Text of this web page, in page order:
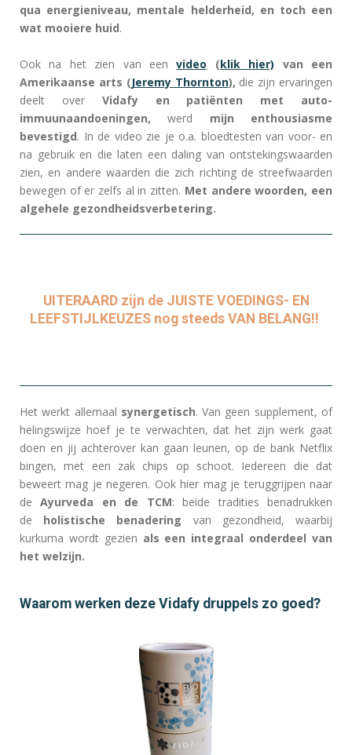
qua energieniveau, mentale helderheid, en toch een
wat mooiere huid.
Ook na het zien van eenvideo (klik hier) van een
Amerikaanse arts (Jeremy Thornton), die zijn ervaringen
deelt overVidafy en patiënten met auto-
immuunaandoeningen, werd mijn enthousiasme
bevestigd. In de video zie je o.a. bloedtesten van voor- en
na gebruik en die laten een daling van ontstekingswaarden
zien, en andere waarden die zich richting de streefwaarden
bewegen of er zelfs al in zitten. Met andere woorden, een
algehele gezondheidsverbetering.
UITERAARD zijn de JUISTE VOEDINGS- EN
LEEFSTIJLKEUZES nog steeds VAN BELANG!!
Het werkt allemaal synergetisch. Van geen supplement, of
helingswijze hoef je te verwachten, dat het zijn werk gaat
doen en jij achterover kan gaan leunen, op de bank Netflix
bingen, met een zak chips op schoot. Iedereen die dat
beweert mag je negeren. Ook hier mag je teruggrijpen naar
deAyurveda en de TCM: beide tradities benadrukken
de holistische benadering van gezondheid, waarbij
kurkuma wordt gezien als een integraal onderdeel van
het welzijn.
Waarom werken deze Vidafy druppels zo goed?